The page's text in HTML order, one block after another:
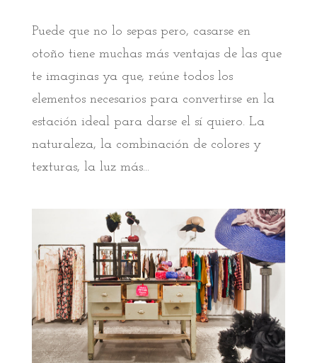
Puede que no lo sepas pero, casarse en
otoño tiene muchas más ventajas de las que
te imaginas ya que, reúne todos los
elementos necesarios para convertirse en la
estación ideal para darse el sí quiero. La
naturaleza, la combinación de colores y
texturas, la luz más...